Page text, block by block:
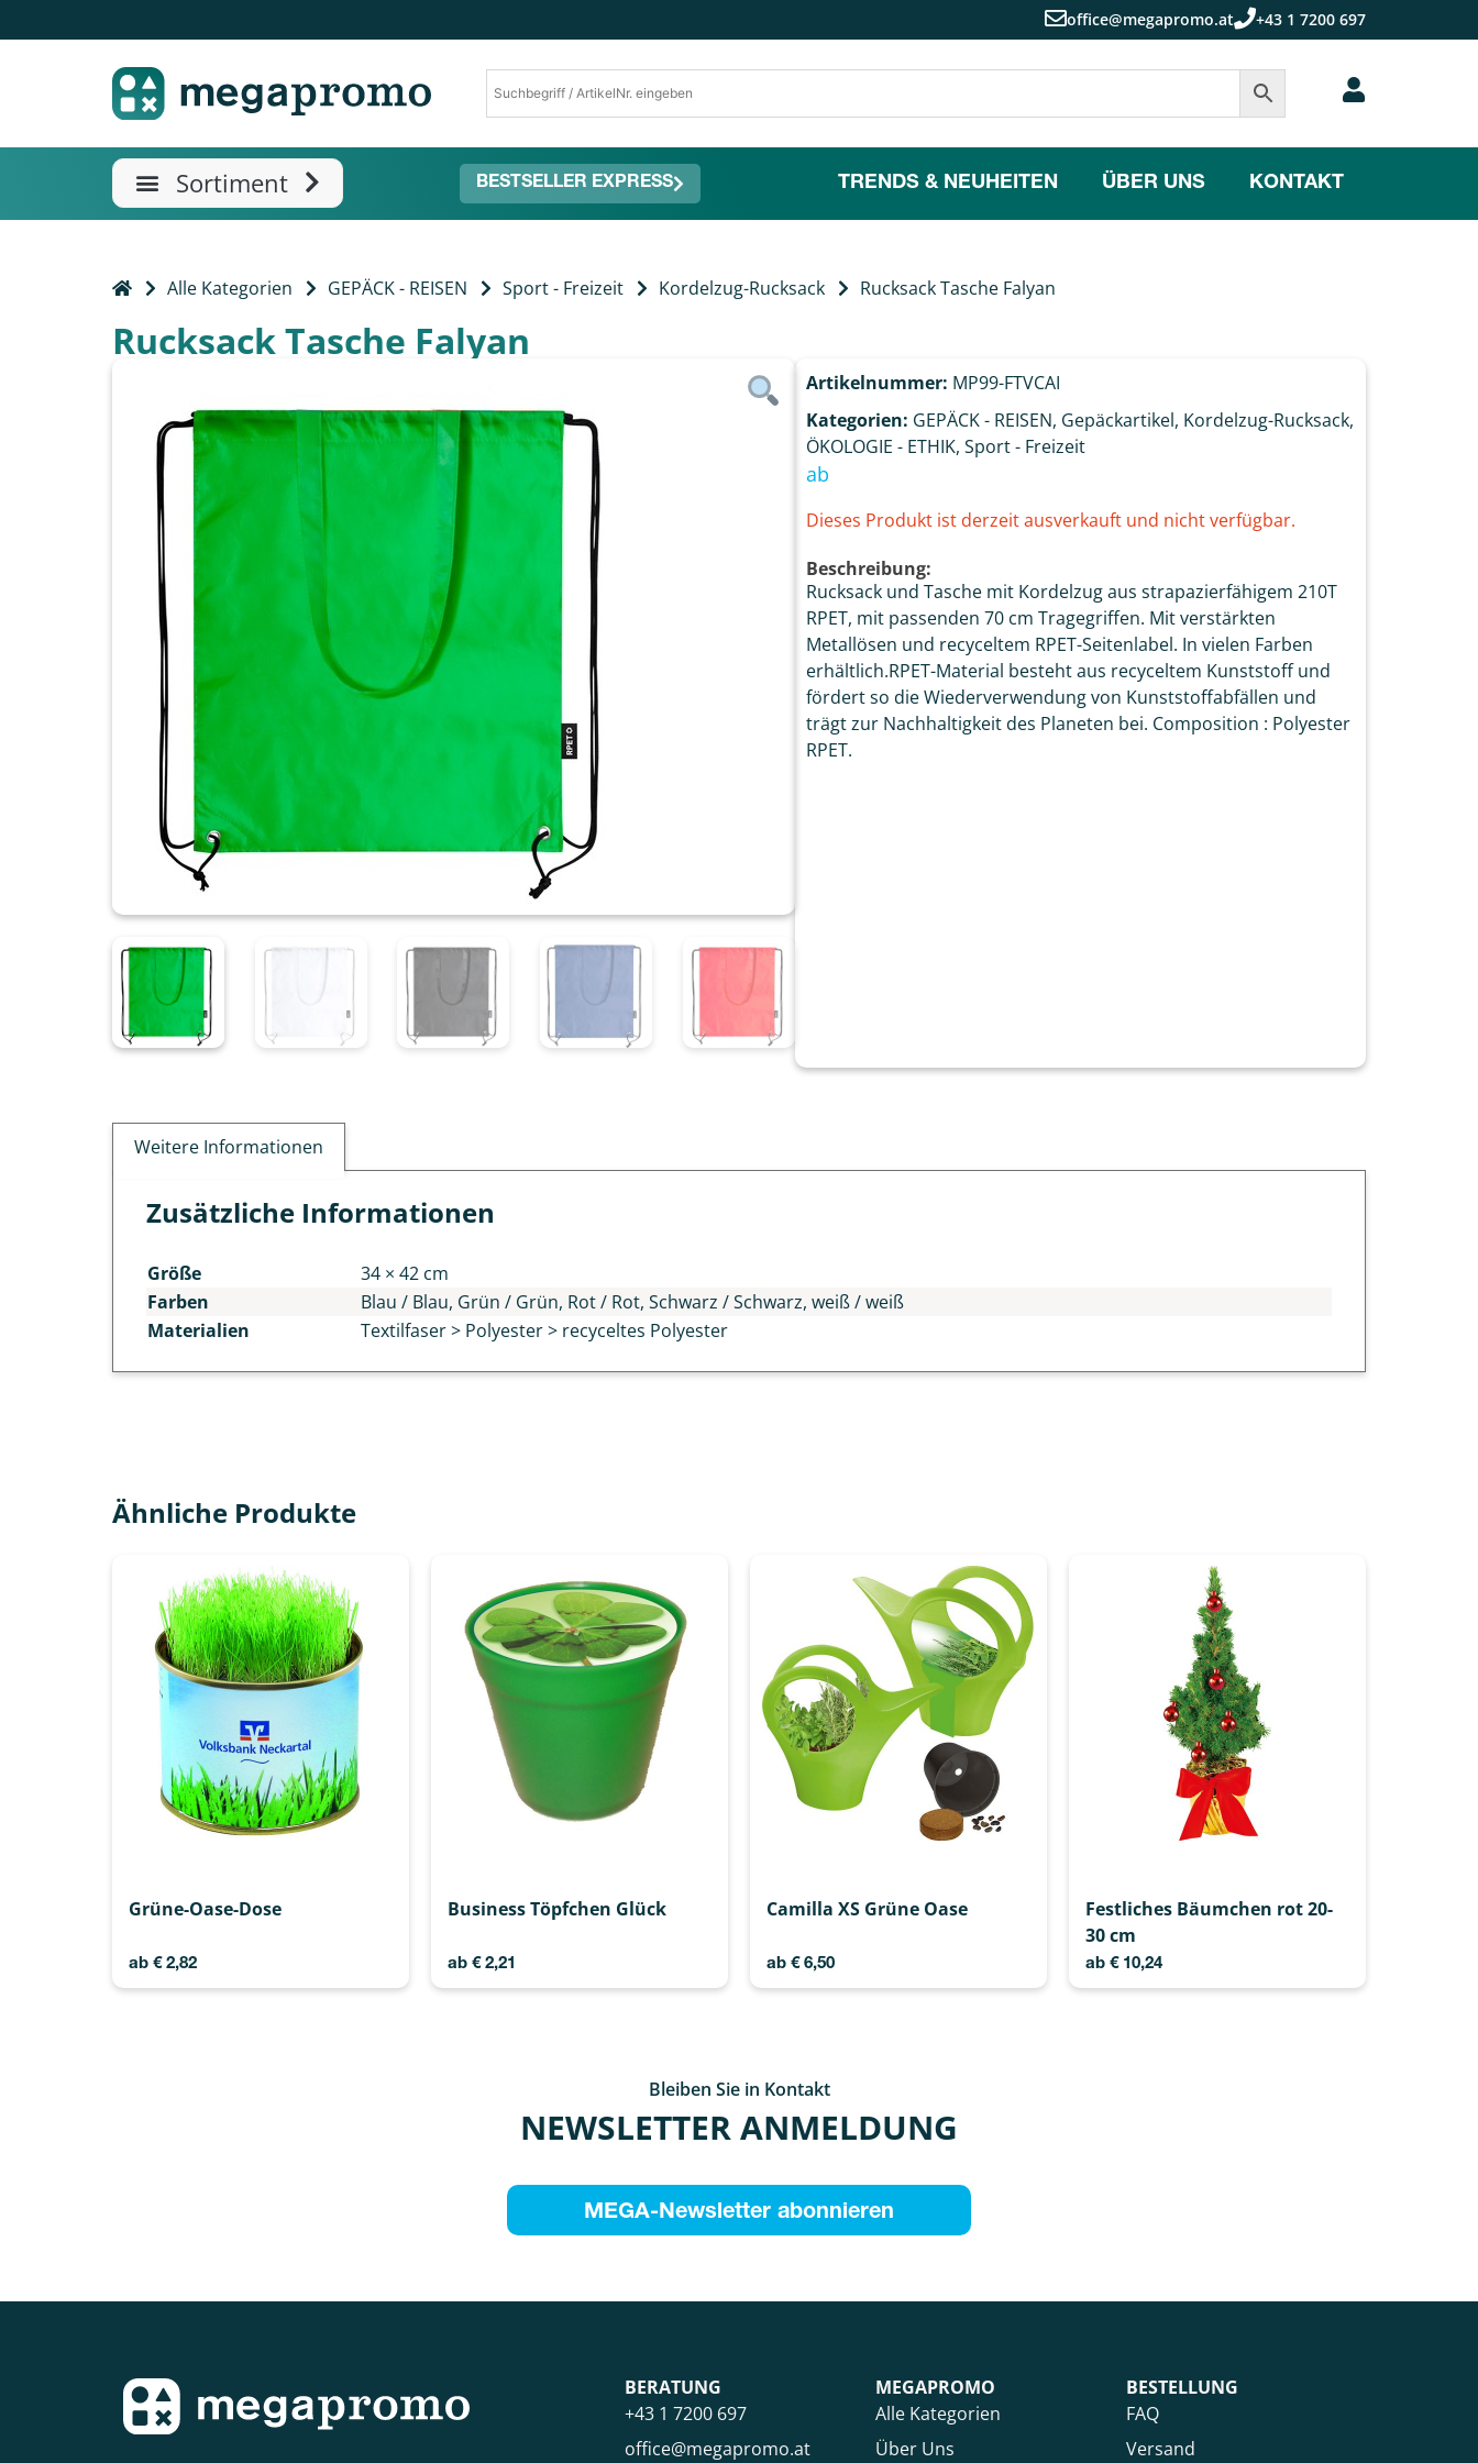
office@megapromo.at +43 1 7200 697
BESTSELLER EXPRESS TRENDS & NEUHEITEN ÜBER UNS KONTAKT
Alle Kategorien GEPÄCK - REISEN Sport - Freizeit Kordelzug-Rucksack Rucksack Tasche Falyan
Rucksack Tasche Falyan
Artikelnummer: MP99-FTVCAI
Kategorien: GEPÄCK - REISEN, Gepäckartikel, Kordelzug-Rucksack,
ÖKOLOGIE - ETHIK, Sport - Freizeit
ab
Dieses Produkt ist derzeit ausverkauft und nicht verfügbar.
Beschreibung:
Rucksack und Tasche mit Kordelzug aus strapazierfähigem 210T
RPET, mit passenden 70 cm Tragegriffen. Mit verstärkten
Metallösen und recyceltem RPET-Seitenlabel. In vielen Farben
erhältlich.RPET-Material besteht aus recyceltem Kunststoff und
fördert so die Wiederverwendung von Kunststoffabfällen und
trägt zur Nachhaltigkeit des Planeten bei. Composition : Polyester
RPET.
Weitere Informationen
Zusätzliche Informationen
Größe
34 × 42 cm
Farben
Blau / Blau, Grün / Grün, Rot / Rot, Schwarz / Schwarz, weiß / weiß
Materialien
Textilfaser > Polyester > recyceltes Polyester
Ähnliche Produkte
Grüne-Oase-Dose
ab €2,82
Business Töpfchen Glück
ab €2,21
Camilla XS Grüne Oase
ab €6,50
Festliches Bäumchen rot 20-
30 cm
ab €10,24
Bleiben Sie in Kontakt
NEWSLETTER ANMELDUNG
MEGA-Newsletter abonnieren
BERATUNG
+43 1 7200 697
office@megapromo.at
MEGAPROMO
Alle Kategorien
Über Uns
BESTELLUNG
FAQ
Versand